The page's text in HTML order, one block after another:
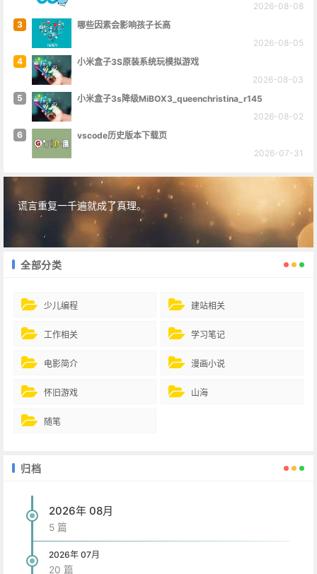
2026-08-08
3
哪些因素会影响孩子长高
2026-08-05
4
小米盒子3S原装系统玩模拟游戏
2026-08-03
5
小米盒子3s降级MiBOX3_queenchristina_r145
2026-08-02
6
vscode历史版本下载页
2026-07-31
谎言重复一千遍就成了真理。
全部分类
少儿编程 建站相关
工作相关 学习笔记
电影简介 漫画小说
怀旧游戏 山海
随笔
归档
2026年 08月
5 篇
2026年 07月
20 篇